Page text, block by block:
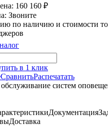
160 160 ₽
Звоните
по наличию и стоимости
в 1 клик
СравнитьРаспечатать
систем
Документация
Доставка